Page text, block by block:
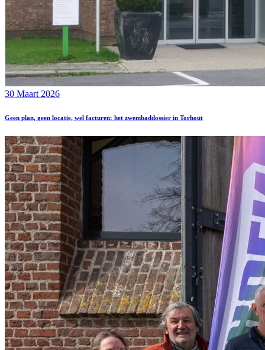
30 Maart 2026
Geen plan, geen locatie, wel facturen: het zwembaddossier in Torhout